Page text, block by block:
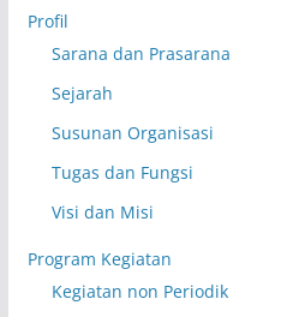
Profil
Sarana dan Prasarana
Sejarah
Susunan Organisasi
Tugas dan Fungsi
Visi dan Misi
Program Kegiatan
Kegiatan non Periodik